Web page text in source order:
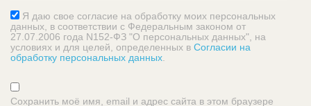
Я даю свое согласие на обработку моих персональных
данных, в соответствии с Федеральным законом от
27.07.2006 года N152-ФЗ "О персональных данных", на
условиях и для целей, определенных в Согласии на
обработку персональных данных.
Сохранить моё имя, email и адрес сайта в этом браузере